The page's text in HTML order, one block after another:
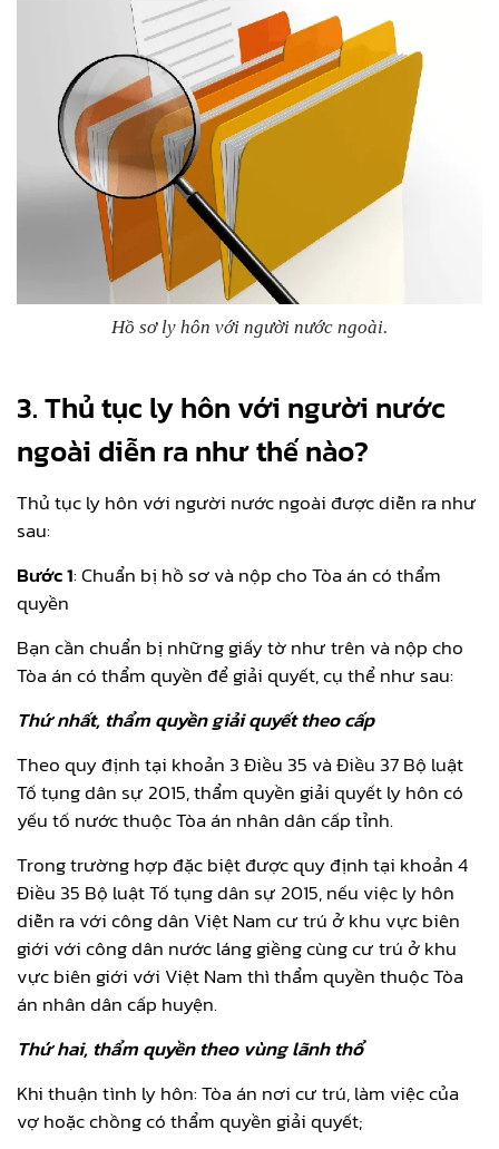
Hồ sơ ly hôn với người nước ngoài.
3. Thủ tục ly hôn với người nước
ngoài diễn ra như thế nào?
Thủ tục ly hôn với người nước ngoài được diễn ra như
sau:
Bước 1: Chuẩn bị hồ sơ và nộp cho Tòa án có thẩm
quyền
Bạn cần chuẩn bị những giấy tờ như trên và nộp cho
Tòa án có thẩm quyền để giải quyết, cụ thể như sau:
Thứ nhất, thẩm quyền giải quyết theo cấp
Theo quy định tại khoản 3 Điều 35 và Điều 37 Bộ luật
Tố tụng dân sự 2015, thẩm quyền giải quyết ly hôn có
yếu tố nước thuộc Tòa án nhân dân cấp tỉnh.
Trong trường hợp đặc biệt được quy định tại khoản 4
Điều 35 Bộ luật Tố tụng dân sự 2015, nếu việc ly hôn
diễn ra với công dân Việt Nam cư trú ở khu vực biên
giới với công dân nước láng giềng cùng cư trú ở khu
vực biên giới với Việt Nam thì thẩm quyền thuộc Tòa
án nhân dân cấp huyện.
Thứ hai, thẩm quyền theo vùng lãnh thổ
Khi thuận tình ly hôn: Tòa án nơi cư trú, làm việc của
vợ hoặc chồng có thẩm quyền giải quyết;